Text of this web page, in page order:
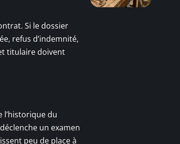
Si le dossier
refus d’indemnité,
titulaire doivent
l’historique du
un examen
peu de place à